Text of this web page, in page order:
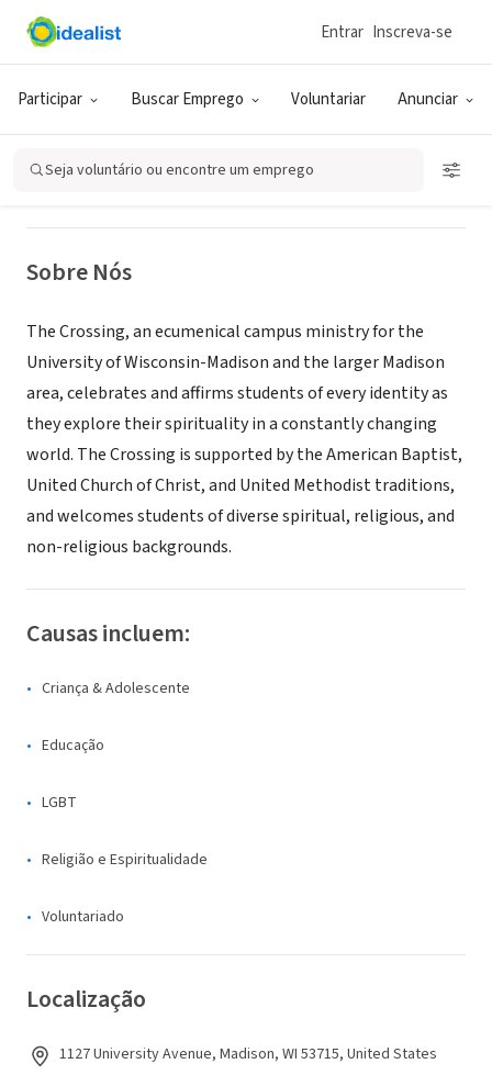
Participar Buscar Emprego Voluntariar Anunciar
Entrar Inscreva-se
Seja voluntário ou encontre um emprego
ONG (SETOR SOCIAL)
The Crossing Campus Ministry
Sobre Nós
The Crossing, an ecumenical campus ministry for the
University of Wisconsin-Madison and the larger Madison
area, celebrates and affirms students of every identity as
they explore their spirituality in a constantly changing
world. The Crossing is supported by the American Baptist,
United Church of Christ, and United Methodist traditions,
and welcomes students of diverse spiritual, religious, and
non-religious backgrounds.
Causas incluem:
Criança & Adolescente
Educação
LGBT
Religião e Espiritualidade
Voluntariado
Localização
1127 University Avenue, Madison, WI 53715, United States